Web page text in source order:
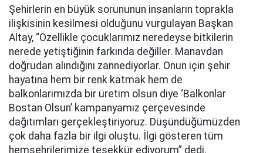
Şehirlerin en büyük sorununun insanların toprakla
ilişkisinin kesilmesi olduğunu vurgulayan Başkan
Altay, “Özellikle çocuklarımız neredeyse bitkilerin
nerede yetiştiğinin farkında değiller. Manavdan
doğrudan alındığını zannediyorlar. Onun için şehir
hayatına hem bir renk katmak hem de
balkonlarımızda bir üretim olsun diye ‘Balkonlar
Bostan Olsun’ kampanyamız çerçevesinde
dağıtımları gerçekleştiriyoruz. Düşündüğümüzden
çok daha fazla bir ilgi oluştu. İlgi gösteren tüm
hemşehrilerimize teşekkür ediyorum” dedi.